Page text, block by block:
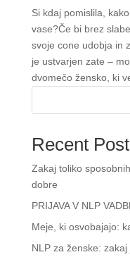
Si kdaj pomislila,
vase?Če bi brez
svoje cone udobja in
je ustvarjen zate –
dvomečo žensko, ki
Recent
Zakaj toliko
dobre
PRIJAVA V NLP
Meje, ki osvobajajo:
NLP za ženske: